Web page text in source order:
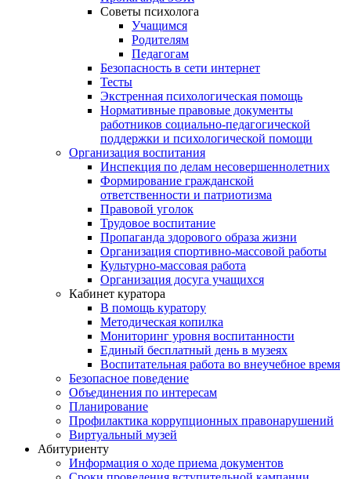
Советы психолога
Учащимся
Родителям
Педагогам
Безопасность в сети интернет
Тесты
Экстренная психологическая помощь
Нормативные правовые документы
работников социально-педагогической
поддержки и психологической помощи
Организация воспитания
Инспекция по делам несовершеннолетних
Формирование гражданской
ответственности и патриотизма
Правовой уголок
Трудовое воспитание
Пропаганда здорового образа жизни
Организация спортивно-массовой работы
Культурно-массовая работа
Организация досуга учащихся
Кабинет куратора
В помощь куратору
Методическая копилка
Мониторинг уровня воспитанности
Единый бесплатный день в музеях
Воспитательная работа во внеучебное время
Безопасное поведение
Объединения по интересам
Планирование
Профилактика коррупционных правонарушений
Виртуальный музей
Абитуриенту
Информация о ходе приема документов